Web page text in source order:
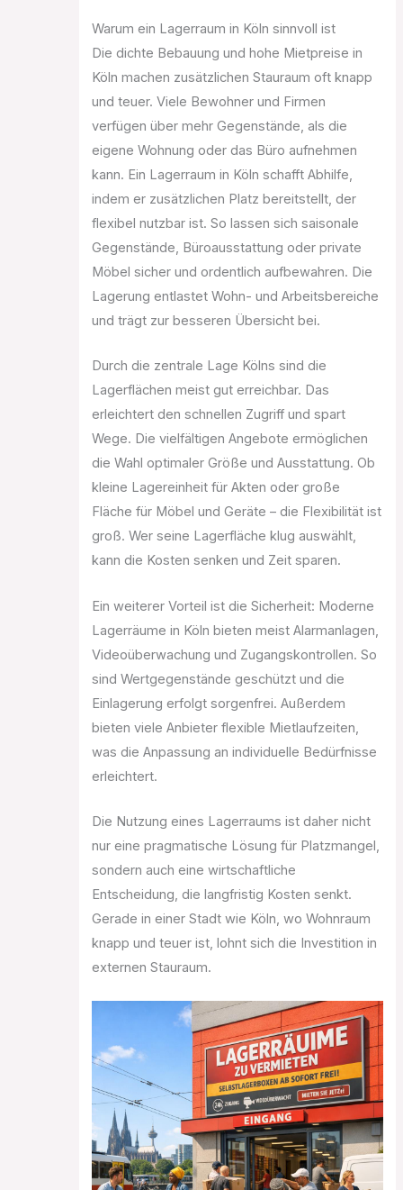
Warum ein Lagerraum in Köln sinnvoll ist
Die dichte Bebauung und hohe Mietpreise in
Köln machen zusätzlichen Stauraum oft knapp
und teuer. Viele Bewohner und Firmen
verfügen über mehr Gegenstände, als die
eigene Wohnung oder das Büro aufnehmen
kann. Ein Lagerraum in Köln schafft Abhilfe,
indem er zusätzlichen Platz bereitstellt, der
flexibel nutzbar ist. So lassen sich saisonale
Gegenstände, Büroausstattung oder private
Möbel sicher und ordentlich aufbewahren. Die
Lagerung entlastet Wohn- und Arbeitsbereiche
und trägt zur besseren Übersicht bei.
Durch die zentrale Lage Kölns sind die
Lagerflächen meist gut erreichbar. Das
erleichtert den schnellen Zugriff und spart
Wege. Die vielfältigen Angebote ermöglichen
die Wahl optimaler Größe und Ausstattung. Ob
kleine Lagereinheit für Akten oder große
Fläche für Möbel und Geräte – die Flexibilität ist
groß. Wer seine Lagerfläche klug auswählt,
kann die Kosten senken und Zeit sparen.
Ein weiterer Vorteil ist die Sicherheit: Moderne
Lagerräume in Köln bieten meist Alarmanlagen,
Videoüberwachung und Zugangskontrollen. So
sind Wertgegenstände geschützt und die
Einlagerung erfolgt sorgenfrei. Außerdem
bieten viele Anbieter flexible Mietlaufzeiten,
was die Anpassung an individuelle Bedürfnisse
erleichtert.
Die Nutzung eines Lagerraums ist daher nicht
nur eine pragmatische Lösung für Platzmangel,
sondern auch eine wirtschaftliche
Entscheidung, die langfristig Kosten senkt.
Gerade in einer Stadt wie Köln, wo Wohnraum
knapp und teuer ist, lohnt sich die Investition in
externen Stauraum.